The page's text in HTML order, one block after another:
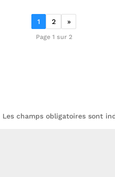
1 2 »
Page 1 sur 2
Les champs obligatoires sont